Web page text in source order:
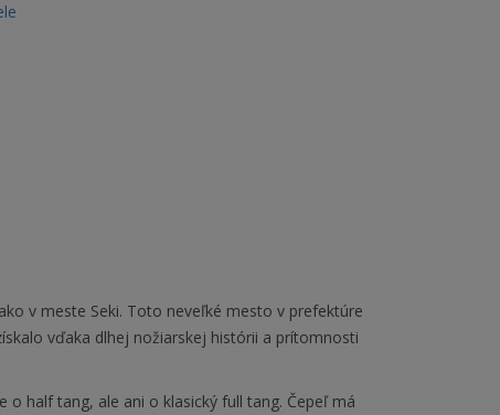
v meste Seki. Toto neveľké mesto v prefektúre
vďaka dlhej nožiarskej histórii a prítomnosti
o half tang, ale ani o klasický full tang. Čepeľ má